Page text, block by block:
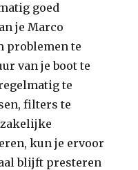
goed
je Marco
problemen te
van je boot te
te
filters te
kun je ervoor
blijft presteren